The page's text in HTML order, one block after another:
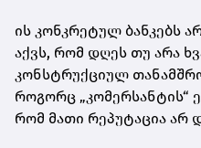
ის კონკრეტულ ბანკებს
აქვს, რომ დღეს თუ არა
კონსტრუქციულ
როგორც „კომერსანტის“
რომ მათი რეპუტაცია არ